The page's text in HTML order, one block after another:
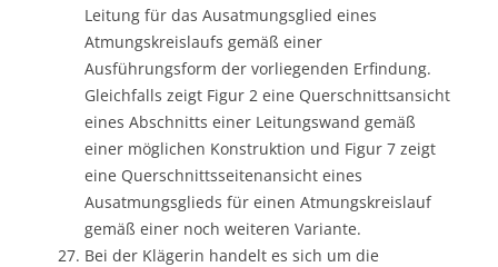
Leitung für das Ausatmungsglied eines
Atmungskreislaufs gemäß einer
Ausführungsform der vorliegenden Erfindung.
Gleichfalls zeigt Figur 2 eine Querschnittsansicht
eines Abschnitts einer Leitungswand gemäß
einer möglichen Konstruktion und Figur 7 zeigt
eine Querschnittsseitenansicht eines
Ausatmungsglieds für einen Atmungskreislauf
gemäß einer noch weiteren Variante.
Bei der Klägerin handelt es sich um die